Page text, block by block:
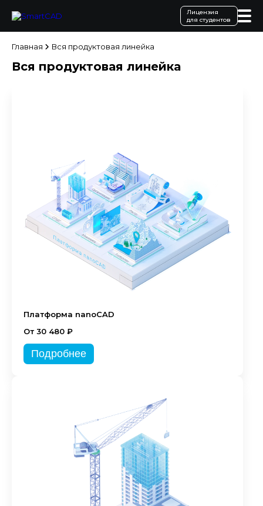
Лицензия
для студентов
Главная Вся продуктовая линейка
Вся продуктовая линейка
Платформа nanoCAD
От 30 480 ₽
Подробнее